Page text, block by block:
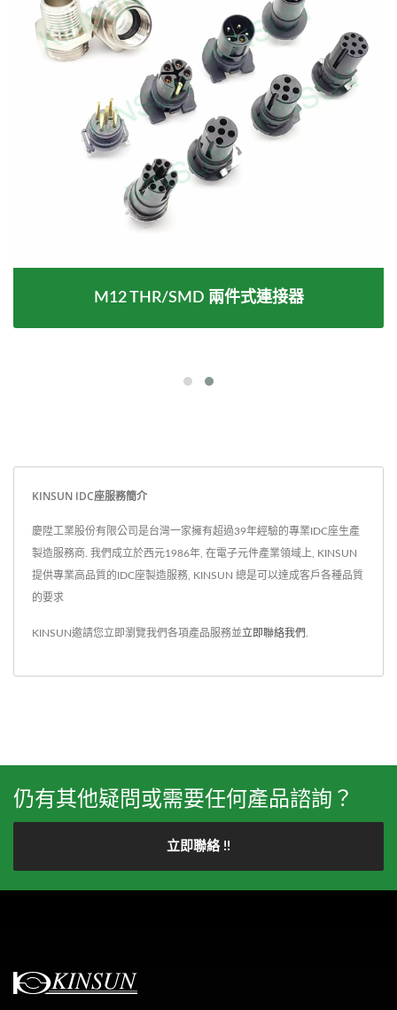
M12 THR/SMD 兩件式連接器
KINSUN IDC座服務簡介
慶陞工業股份有限公司是台灣一家擁有超過39年經驗的專業IDC座生產
製造服務商. 我們成立於西元1986年, 在電子元件產業領域上, KINSUN
提供專業高品質的IDC座製造服務, KINSUN 總是可以達成客戶各種品質
的要求
KINSUN邀請您立即瀏覽我們各項產品服務並立即聯絡我們
仍有其他疑問或需要任何產品諮詢？
立即聯絡 !!